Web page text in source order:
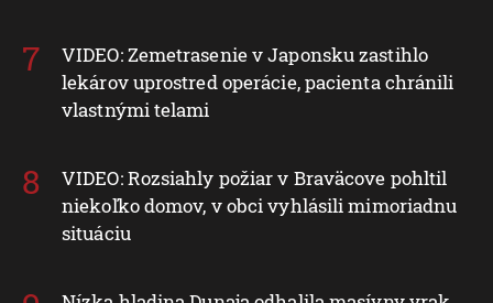
VIDEO: Zemetrasenie v Japonsku zastihlo
lekárov uprostred operácie, pacienta chránili
vlastnými telami
VIDEO: Rozsiahly požiar v Braväcove pohltil
niekoľko domov, v obci vyhlásili mimoriadnu
situáciu